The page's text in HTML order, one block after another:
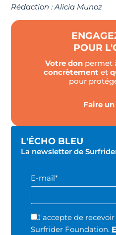
Rédaction : Alicia Munoz
POUR
Votre donpermet
concrètement et
pour
Faire
L'ÉCHO BLEU
La newsletter de
E-mail*
J'accepte de
Surfrider Foundation.